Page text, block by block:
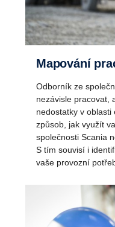
Mapování
Odborník ze
nezávisle pracovat,
nedostatky v
způsob, jak využít
společnosti Scania
S tím souvisí i
vaše provozní